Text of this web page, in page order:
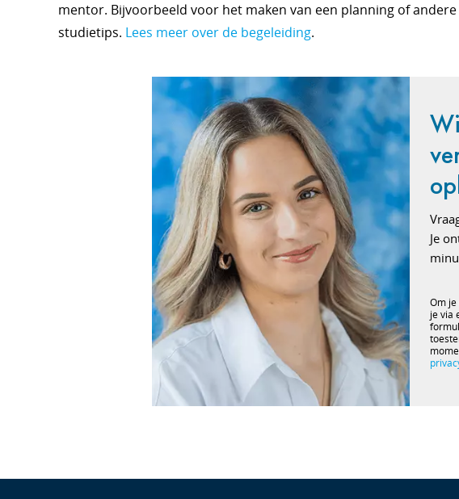
mentor. Bijvoorbeeld voor het maken van een planning of andere
studietips. Lees meer over de begeleiding.
Je
Om
je via